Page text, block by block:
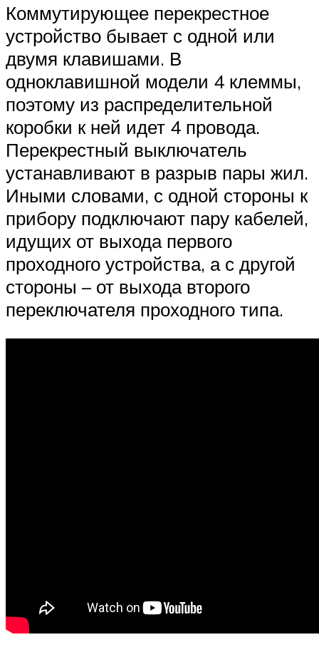
Коммутирующее перекрестное
устройство бывает с одной или
двумя клавишами. В
одноклавишной модели 4 клеммы,
поэтому из распределительной
коробки к ней идет 4 провода.
Перекрестный выключатель
устанавливают в разрыв пары жил.
Иными словами, с одной стороны к
прибору подключают пару кабелей,
идущих от выхода первого
проходного устройства, а с другой
стороны – от выхода второго
переключателя проходного типа.